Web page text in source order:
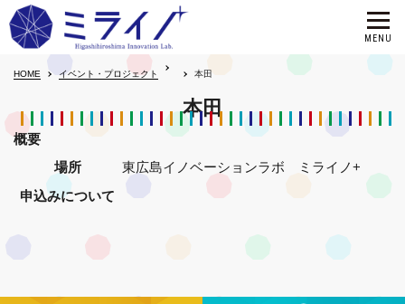
HOME イベント・プロジェクト 本田
本田
概要
場所
東広島イノベーションラボ ミライノ+
申込みについて